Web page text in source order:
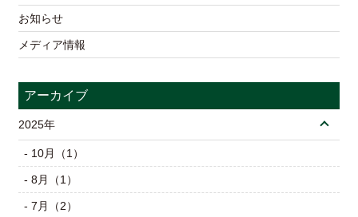
お知らせ
メディア情報
アーカイブ
2025年
- 10月（1）
- 8月（1）
- 7月（2）